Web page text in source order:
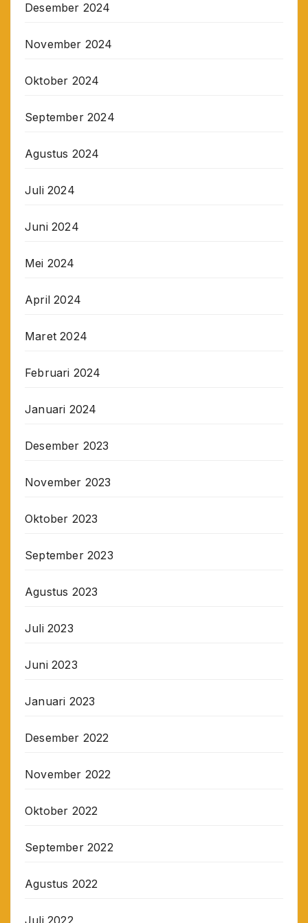
Desember 2024
November 2024
Oktober 2024
September 2024
Agustus 2024
Juli 2024
Juni 2024
Mei 2024
April 2024
Maret 2024
Februari 2024
Januari 2024
Desember 2023
November 2023
Oktober 2023
September 2023
Agustus 2023
Juli 2023
Juni 2023
Januari 2023
Desember 2022
November 2022
Oktober 2022
September 2022
Agustus 2022